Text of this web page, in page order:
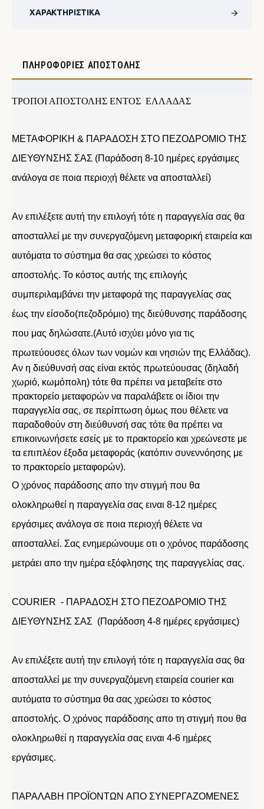
ΧΑΡΑΚΤΗΡΙΣΤΙΚΆ
ΠΛΗΡΟΦΟΡΊΕΣ ΑΠΟΣΤΟΛΉΣ
ΤΡΟΠΟΙ ΑΠΟΣΤΟΛΗΣ ΕΝΤΟΣ ΕΛΛΑΔΑΣ
ΜΕΤΑΦΟΡΙΚΗ & ΠΑΡΑΔΟΣΗ ΣΤΟ ΠΕΖΟΔΡΟΜΙΟ ΤΗΣ
ΔΙΕΥΘΥΝΣΗΣ ΣΑΣ (Παράδοση 8-10 ημέρες εργάσιμες
ανάλογα σε ποια περιοχή θέλετε να αποσταλλεί)
Αν επιλέξετε αυτή την επιλογή τότε η παραγγελία σας θα
αποσταλλεί με την συνεργαζόμενη μεταφορική εταιρεία και
αυτόματα το σύστημα θα σας χρεώσει το κόστος
αποστολής. Το κόστος αυτής της επιλογής
συμπεριλαμβάνει την μεταφορά της παραγγελίας σας
έως την είσοδο(πεζοδρόμιο) της διεύθυνσης παράδοσης
που μας δηλώσατε.(Αυτό ισχύει μόνο για τις
πρωτεύουσες όλων των νομών και νησιών της Ελλάδας).
Αν η διεύθυνσή σας είναι εκτός πρωτεύουσας (δηλαδή
χωριό, κωμόπολη) τότε θα πρέπει να μεταβείτε στο
πρακτορείο μεταφορών να παραλάβετε οι ίδιοι την
παραγγελία σας, σε περίπτωση όμως που θέλετε να
παραδοθούν στη διεύθυνσή σας τότε θα πρέπει να
επικοινωνήσετε εσείς με το πρακτορείο και χρεώνεστε με
τα επιπλέον έξοδα μεταφοράς (κατόπιν συνεννόησης με
το πρακτορείο μεταφορών).
Ο χρόνος παράδοσης απο την στιγμή που θα
ολοκληρωθεί η παραγγελία σας ειναι 8-12 ημέρες
εργάσιμες ανάλογα σε ποια περιοχή θέλετε να
αποσταλλεί. Σας ενημερώνουμε οτι ο χρόνος παράδοσης
μετράει απο την ημέρα εξόφλησης της παραγγελίας σας.
COURIER - ΠΑΡΑΔΟΣΗ ΣΤΟ ΠΕΖΟΔΡΟΜΙΟ ΤΗΣ
ΔΙΕΥΘΥΝΣΗΣ ΣΑΣ (Παράδοση 4-8 ημέρες εργάσιμες)
Αν επιλέξετε αυτή την επιλογή τότε η παραγγελία σας θα
αποσταλλεί με την συνεργαζόμενη εταιρεία courier και
αυτόματα το σύστημα θα σας χρεώσει το κόστος
αποστολής. Ο χρόνος παράδοσης απο τη στιγμή που θα
ολοκληρωθεί η παραγγελία σας ειναι 4-6 ημέρες
εργάσιμες.
ΠΑΡΑΛΑΒΗ ΠΡΟΪΟΝΤΩΝ ΑΠΟ ΣΥΝΕΡΓΑΖΟΜΕΝΕΣ